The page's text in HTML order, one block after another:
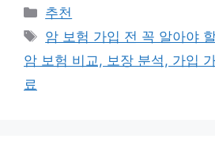
Categories
추천
Tags
암 보험 가입 전 꼭 알아야
암 보험 비교, 보장 분석, 가입
료